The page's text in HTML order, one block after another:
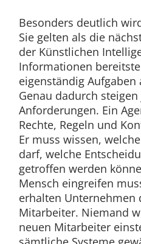
Besonders deutlich
Sie gelten als die
der Künstlichen
Informationen
eigenständig
Genau dadurch
Anforderungen. Ein
Rechte, Regeln und
Er muss wissen,
darf, welche
getroffen werden
Mensch eingreifen
erhalten
Mitarbeiter. Niemand
neuen Mitarbeiter